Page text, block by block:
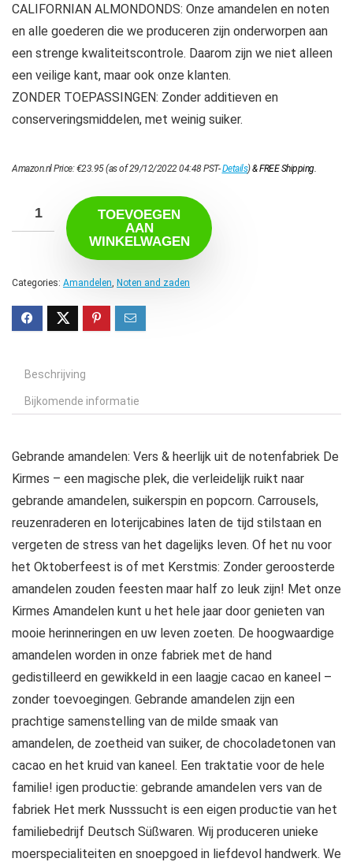
CALIFORNIAN ALMONDONDS: Onze amandelen en noten
en alle goederen die we produceren zijn onderworpen aan
een strenge kwaliteitscontrole. Daarom zijn we niet alleen
een veilige kant, maar ook onze klanten.
ZONDER TOEPASSINGEN: Zonder additieven en
conserveringsmiddelen, met weinig suiker.
Amazon.nl Price:€23.95(as of 29/12/2022 04:48 PST-Details)&FREE Shipping.
TOEVOEGEN
AAN
WINKELWAGEN
Categories: Amandelen, Noten and zaden
Beschrijving
Bijkomende informatie
Gebrande amandelen: Vers & heerlijk uit de notenfabriek De
Kirmes – een magische plek, die verleidelijk ruikt naar
gebrande amandelen, suikerspin en popcorn. Carrousels,
reuzenraderen en loterijcabines laten de tijd stilstaan en
vergeten de stress van het dagelijks leven. Of het nu voor
het Oktoberfeest is of met Kerstmis: Zonder geroosterde
amandelen zouden feesten maar half zo leuk zijn! Met onze
Kirmes Amandelen kunt u het hele jaar door genieten van
mooie herinneringen en uw leven zoeten. De hoogwaardige
amandelen worden in onze fabriek met de hand
gedistilleerd en gewikkeld in een laagje cacao en kaneel –
zonder toevoegingen. Gebrande amandelen zijn een
prachtige samenstelling van de milde smaak van
amandelen, de zoetheid van suiker, de chocoladetonen van
cacao en het kruid van kaneel. Een traktatie voor de hele
familie! igen productie: gebrande amandelen vers van de
fabriek Het merk Nusssucht is een eigen productie van het
familiebedrijf Deutsch Süßwaren. Wij produceren unieke
moerspecialiteiten en snoepgoed in liefdevol handwerk. We